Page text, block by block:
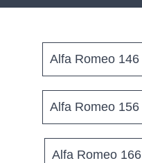
Alfa Romeo 146
Alfa Romeo 156
Alfa Romeo 166